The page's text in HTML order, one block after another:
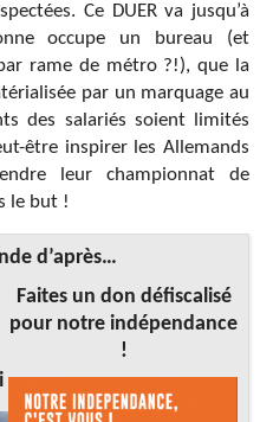
Ce DUER va jusqu’à
occupe un bureau (et
rame de métro ?!), que la
par un marquage au
des salariés soient limités
être inspirer les Allemands
leur championnat de
le but !
d’après…
Faites un don défiscalisé
pour notre indépendance
!